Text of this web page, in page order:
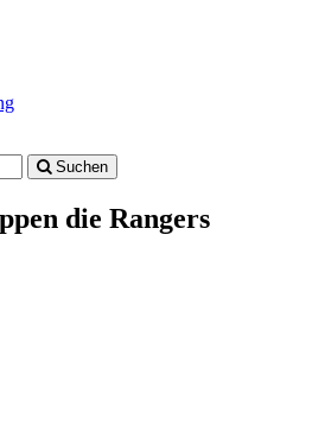
Suchen
die Rangers